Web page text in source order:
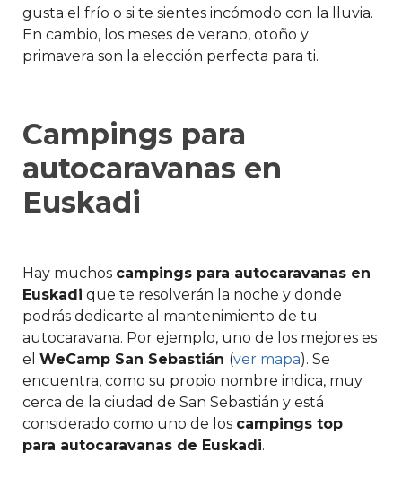
gusta el frío o si te sientes incómodo con la lluvia.
En cambio, los meses de verano, otoño y
primavera son la elección perfecta para ti.
Campings para
autocaravanas en
Euskadi
Hay muchos campings para autocaravanas en
Euskadi que te resolverán la noche y donde
podrás dedicarte al mantenimiento de tu
autocaravana. Por ejemplo, uno de los mejores es
el WeCamp San Sebastián (ver mapa). Se
encuentra, como su propio nombre indica, muy
cerca de la ciudad de San Sebastián y está
considerado como uno de los campings top
para autocaravanas de Euskadi.